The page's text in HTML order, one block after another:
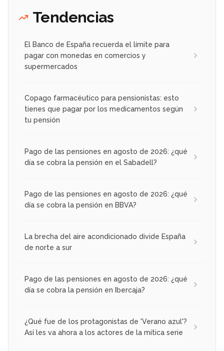
Tendencias
El Banco de España recuerda el límite para
pagar con monedas en comercios y
supermercados
Copago farmacéutico para pensionistas: esto
tienes que pagar por los medicamentos según
tu pensión
Pago de las pensiones en agosto de 2026: ¿qué
día se cobra la pensión en el Sabadell?
Pago de las pensiones en agosto de 2026: ¿qué
día se cobra la pensión en BBVA?
La brecha del aire acondicionado divide España
de norte a sur
Pago de las pensiones en agosto de 2026: ¿qué
día se cobra la pensión en Ibercaja?
¿Qué fue de los protagonistas de 'Verano azul'?
Así les va ahora a los actores de la mítica serie